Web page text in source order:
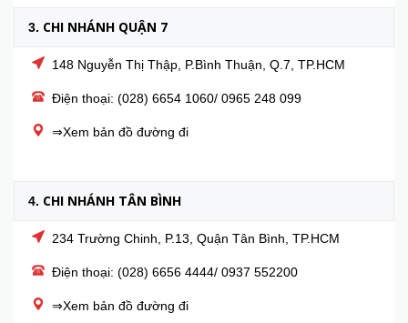
3. CHI NHÁNH QUẬN 7
148 Nguyễn Thị Thập, P.Bình Thuận, Q.7, TP.HCM
Điện thoại: (028) 6654 1060/ 0965 248 099
⇒Xem bản đồ đường đi
4. CHI NHÁNH TÂN BÌNH
234 Trường Chinh, P.13, Quận Tân Bình, TP.HCM
Điện thoại: (028) 6656 4444/ 0937 552200
⇒Xem bản đồ đường đi